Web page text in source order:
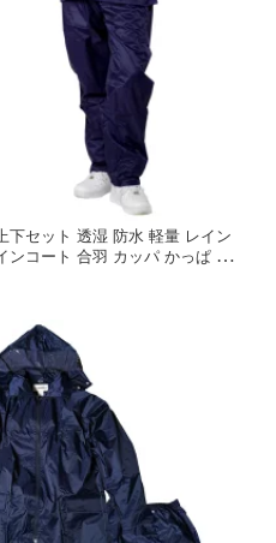
下セット 透湿 防水 軽量 レイン
ンコート 合羽 カッパ かっぱ 雨